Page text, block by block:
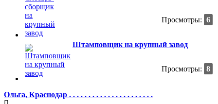
Просмотры: 6
Штамповщик на крупный завод
Просмотры: 8
Ольга, Краснодар . . . . . . . . . . . . . . . . . . . . . .